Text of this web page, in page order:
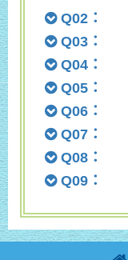
Q02：
Q03：
Q04：
Q05：
Q06：
Q07：
Q08：
Q09：